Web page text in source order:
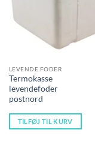
LEVENDE FODER
Termokasse
levendefoder
postnord
TILFØJ TIL KURV